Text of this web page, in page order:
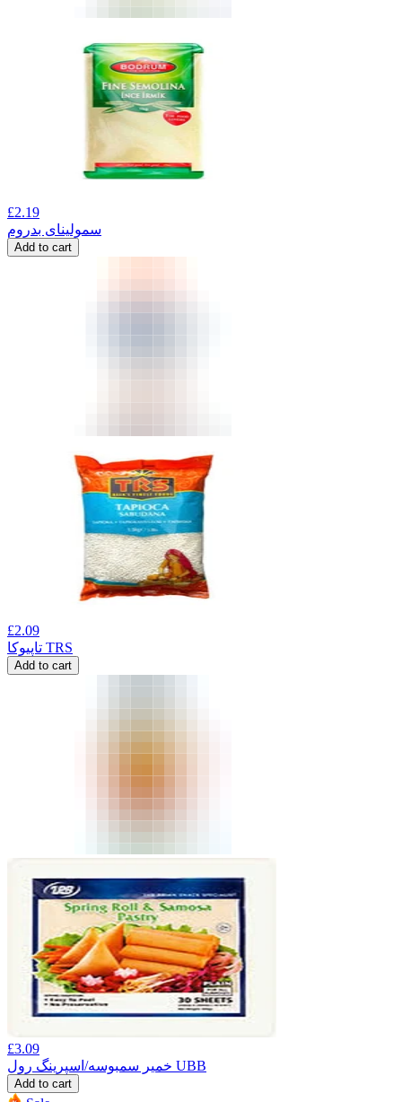
£2.19
سمولینای بدروم
Add to cart
£2.09
تاپیوکا TRS
Add to cart
£3.09
خمیر سمبوسه/اسپرینگ رول UBB
Add to cart